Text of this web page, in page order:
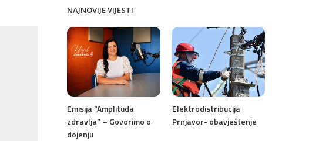
NAJNOVIJE VIJESTI
Emisija “Amplituda
zdravlja” – Govorimo o
dojenju
Elektrodistribucija
Prnjavor- obavještenje